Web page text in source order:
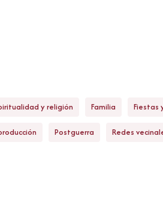
y religión Familia Fiestas
Postguerra Redes